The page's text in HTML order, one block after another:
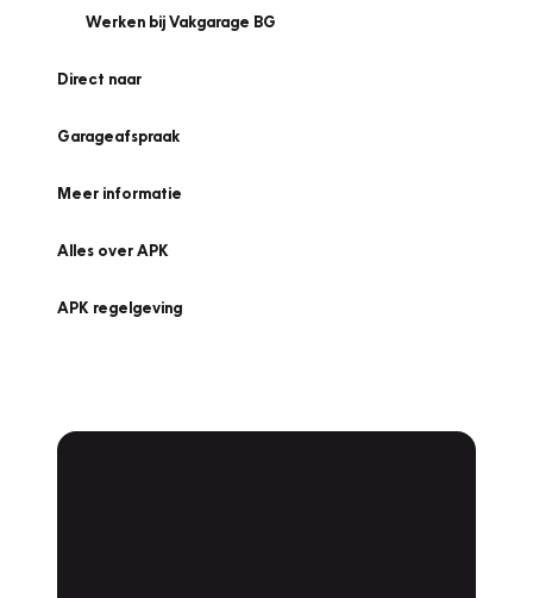
Werken bij Vakgarage BG
Direct naar
Garageafspraak
Meer informatie
Alles over APK
APK regelgeving